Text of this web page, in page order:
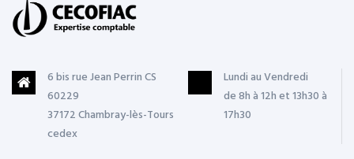
6 bis rue Jean Perrin CS
60229
37172 Chambray-lès-Tours
cedex
Lundi au Vendredi
de 8h à 12h et 13h30 à
17h30